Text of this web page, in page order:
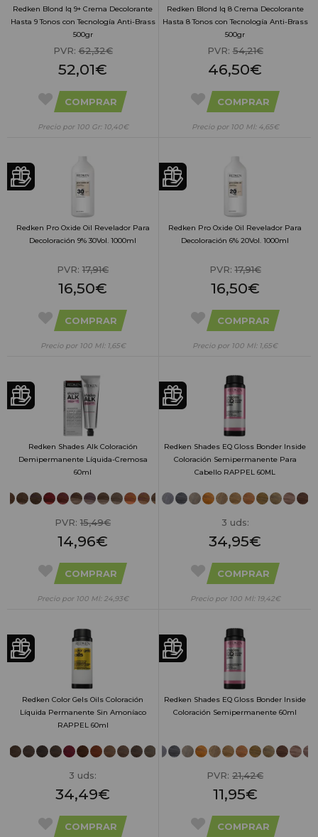
Redken Blond Iq 9+ Crema Decolorante
Hasta 9 Tonos con Tecnología Anti-Brass
500gr
PVR:62,32€
52,01€
COMPRAR
Precio por 100 Gr: 10,40€
Redken Blond Iq 8 Crema Decolorante
Hasta 8 Tonos con Tecnología Anti-Brass
500gr
PVR:54,21€
46,50€
COMPRAR
Precio por 100 Ml: 4,65€
Redken Pro Oxide Oil Revelador Para
Decoloración 9% 30Vol. 1000ml
PVR: 17,91€
16,50€
COMPRAR
Precio por 100 Ml: 1,65€
Redken Pro Oxide Oil Revelador Para
Decoloración 6% 20Vol. 1000ml
PVR:17,91€
16,50€
COMPRAR
Precio por 100 Ml: 1,65€
Redken Shades Alk Coloración
Demipermanente Líquida-Cremosa
60ml
PVR: 15,49€
14,96€
COMPRAR
Precio por 100 Ml: 24,93€
Redken Shades EQ Gloss Bonder Inside
Coloración Semipermanente Para
Cabello RAPPEL 60ML
3 uds:
34,95€
COMPRAR
Precio por 100 Ml: 19,42€
Redken Color Gels Oils Coloración
Líquida Permanente Sin Amoníaco
RAPPEL 60ml
3 uds:
34,49€
COMPRAR
Redken Shades EQ Gloss Bonder Inside
Coloración Semipermanente 60ml
PVR: 21,42€
11,95€
COMPRAR